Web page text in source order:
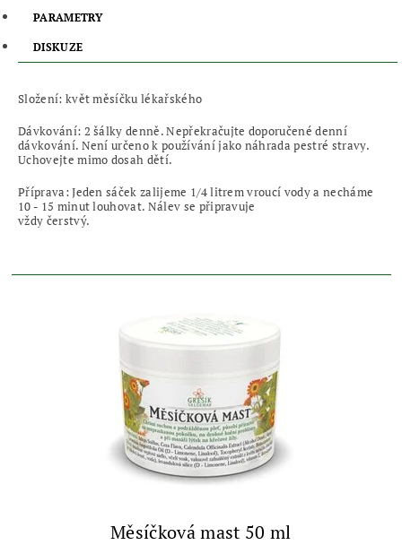
PARAMETRY
DISKUZE
Složení: květ měsíčku lékařského
Dávkování: 2 šálky denně. Nepřekračujte doporučené denní
dávkování. Není určeno k používání jako náhrada pestré stravy.
Uchovejte mimo dosah dětí.
Příprava: Jeden sáček zalijeme 1/4 litrem vroucí vody a necháme
10 - 15 minut louhovat. Nálev se připravuje
vždy čerstvý.
Měsíčková mast 50 ml